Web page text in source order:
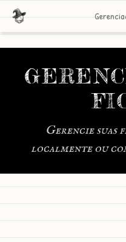
Gerencie suas
localmente ou